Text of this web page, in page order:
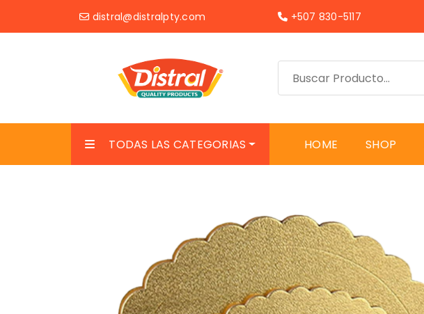
distral@distralpty.com +507 830-5117
TODAS LAS CATEGORIAS HOME SHOP